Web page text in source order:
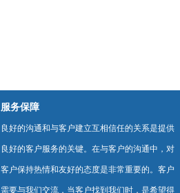
服务保障
良好的沟通和与客户建立互相信任的关系是提供
良好的客户服务的关键。在与客户的沟通中，对
客户保持热情和友好的态度是非常重要的。客户
需要与我们交流，当客户找到我们时，是希望得